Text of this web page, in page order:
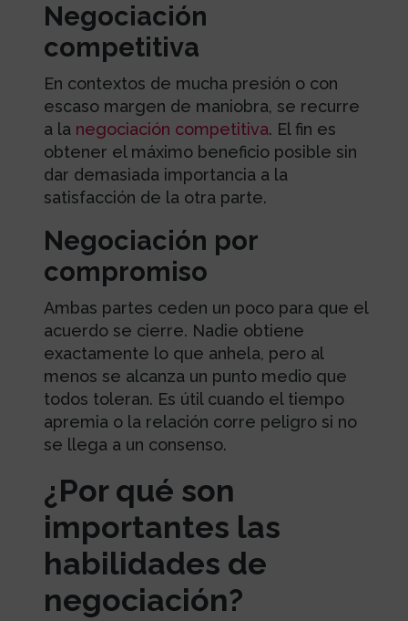
Negociación
competitiva
En contextos de mucha presión o con
escaso margen de maniobra, se recurre
a la negociación competitiva. El fin es
obtener el máximo beneficio posible sin
dar demasiada importancia a la
satisfacción de la otra parte.
Negociación por
compromiso
Ambas partes ceden un poco para que el
acuerdo se cierre. Nadie obtiene
exactamente lo que anhela, pero al
menos se alcanza un punto medio que
todos toleran. Es útil cuando el tiempo
apremia o la relación corre peligro si no
se llega a un consenso.
¿Por qué son
importantes las
habilidades de
negociación?